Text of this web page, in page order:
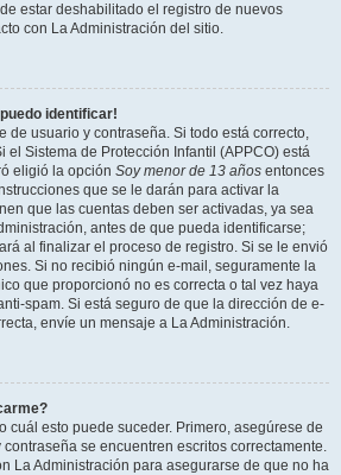
estar deshabilitado el registro de nuevos
con La Administración del sitio.
identificar!
de usuario y contraseña. Si todo está correcto,
el Sistema de Protección Infantil (APPCO) está
eligió la opción Soy menor de 13 años entonces
que se le darán para activar la
que las cuentas deben ser activadas, ya sea
antes de que pueda identificarse;
al finalizar el proceso de registro. Si se le envió
Si no recibió ningún e-mail, seguramente la
que proporcionó no es correcta o tal vez haya
spam. Si está seguro de que la dirección de e-
envíe un mensaje a La Administración.
cuál esto puede suceder. Primero, asegúrese de
se encuentren escritos correctamente.
La Administración para asegurarse de que no ha